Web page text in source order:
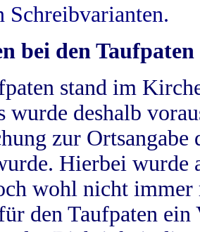
Schreibvarianten.
bei den Taufpaten
stand im
wurde deshalb
zur
Hierbei wurde
wohl nicht
den Taufpaten